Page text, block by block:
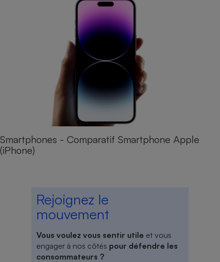
Smartphones - Comparatif Smartphone Apple
(iPhone)
Rejoignez le
mouvement
Vous voulez vous sentir utile et vous
engager à nos côtés pour défendre les
consommateurs ?